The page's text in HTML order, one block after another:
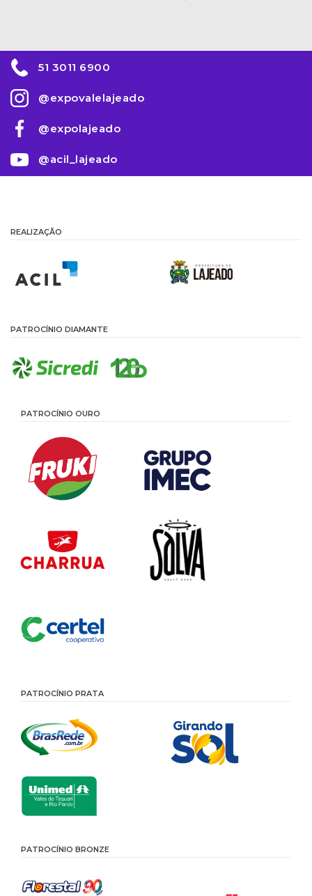
51 3011 6900
@expovalelajeado
@expolajeado
@acil_lajeado
REALIZAÇÃO
PATROCÍNIO DIAMANTE
PATROCÍNIO OURO
PATROCÍNIO PRATA
PATROCÍNIO BRONZE